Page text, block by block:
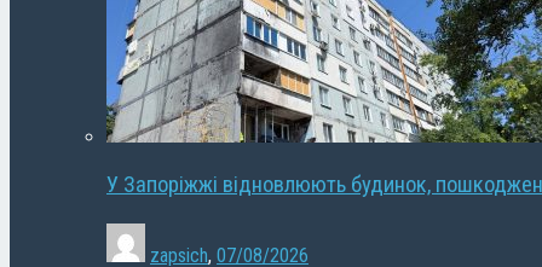
У Запоріжжі відновлюють будинок,
zapsich, 07/08/2026